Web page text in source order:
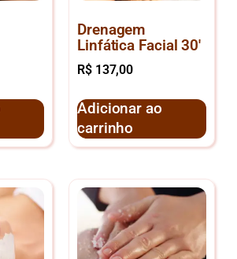
Drenagem
Linfática Facial 30′
R$137,00
Adicionar ao
carrinho